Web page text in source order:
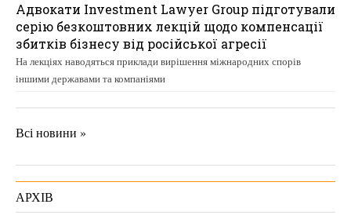
Адвокати Investment Lawyer Group підготували
серію безкоштовних лекцій щодо компенсації
збитків бізнесу від російської агресії
На лекціях наводяться приклади вирішення міжнародних спорів
іншими державами та компаніями
Всі новини »
АРХІВ